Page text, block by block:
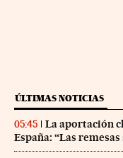
ÚLTIMAS NOTICIAS
05:45
La aportación
España: “Las